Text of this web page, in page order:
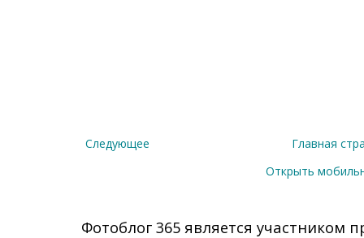
Следующее
Главная
Открыть
Фотоблог 365 является участником